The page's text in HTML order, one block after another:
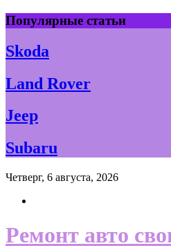
Skip
to
content
Популярные статьи
Skoda
Land Rover
Jeep
Subaru
Четверг, 6 августа, 2026
Ремонт авто